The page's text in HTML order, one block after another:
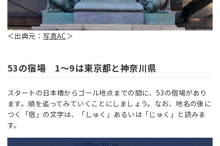
＜出典元： 写真AC＞
53の宿場 1～9は東京都と神奈川県
スタートの日本橋からゴール地点までの間に、53の宿場があり
ます。順を追ってみていくことにしましょう。なお、地名の後に
つく「宿」の文字は、「しゅく」あるいは「じゅく」と読みま
す。